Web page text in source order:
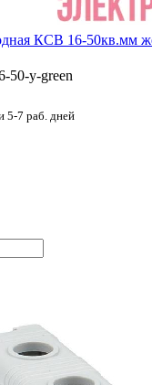
КСВ 16-50кв.мм
50-y-green
5-7 раб. дней